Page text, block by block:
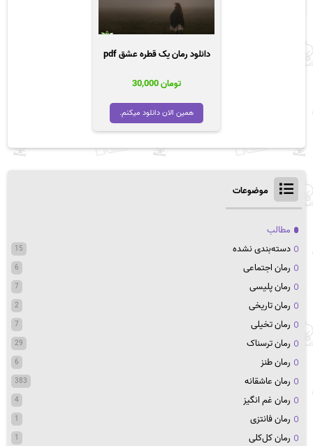
دانلود رمان یک قطره عشق pdf
تومان
همین الان دانلود میکنم.
موضوعات
مطالب
دسته‌بندی نشده
15
رمان اجتماعی 6
رمان پلیسی 7
رمان تاریخی 2
رمان تخیلی 7
رمان ترسناک 29
رمان طنز 6
رمان عاشقانه 383
رمان غم انگیز 4
رمان فانتزی 1
رمان کل‌کلی 1